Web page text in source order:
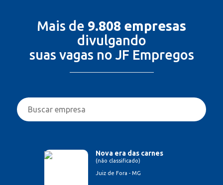
Mais de 9.808 empresas
divulgando
suas vagas no JF Empregos
Nova era das carnes
(não classificado)
Juiz de Fora - MG